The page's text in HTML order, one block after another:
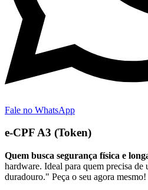
Fale no WhatsApp
e-CPF A3 (Token)
Quem busca segurança física e
hardware. Ideal para quem precisa
duradouro." Peça o seu agora mesmo!